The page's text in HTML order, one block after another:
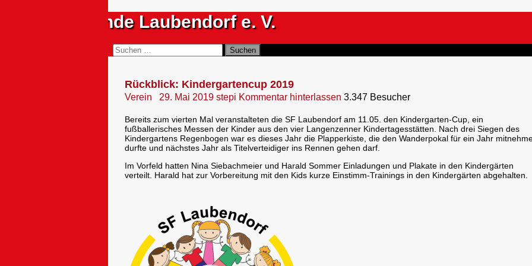
Sportfreunde Laubendorf e. V.
Suchen
nach:
Rückblick: Kindergartencup 2019
Verein 29. Mai 2019 stepi Kommentar hinterlassen 3.347 Besucher
Bereits zum vierten Mal veranstalteten die SF Laubendorf am 11.05. den Kindergarten-Cup, ein
fußballerisches Messen der Kinder aus den vier Langenzenner Kindertagesstätten. Nach drei Siegen des
Kindergartens Regenbogen war es dieses Jahr die Plapperkiste, die den Wanderpokal für ein Jahr
durfte und nächstes Jahr als Titelverteidiger ins Rennen gehen darf.
Im Vorfeld hatten Nina Siebachmeier und Harald Sommer Einladungen und Plakate in den Kindergärten
verteilt. Harald hat zur Vorbereitung mit den Kids kurze Einstimm-Trainings in den Kindergärten abgehalten.